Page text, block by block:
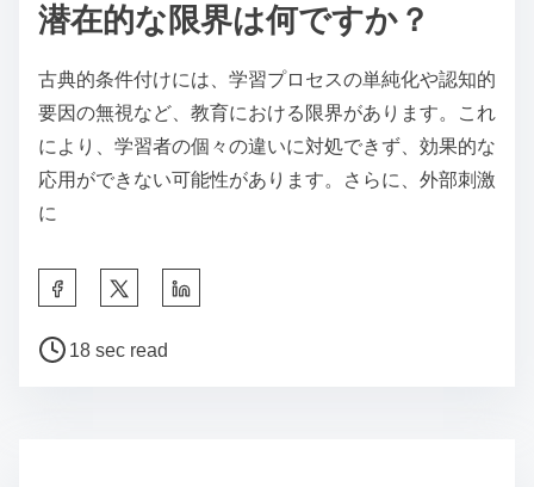
潜在的な限界は何ですか？
古典的条件付けには、学習プロセスの単純化や認知的
要因の無視など、教育における限界があります。これ
により、学習者の個々の違いに対処できず、効果的な
応用ができない可能性があります。さらに、外部刺激
に
a
P
18 sec read